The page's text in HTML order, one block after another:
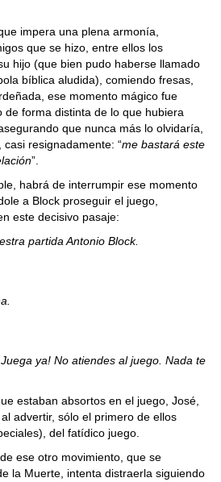
impera una plena armonía,
que se hizo, entre ellos los
hijo (que bien pudo haberse llamado
bíblica aludida), comiendo fresas,
ese momento mágico fue
de forma distinta de lo que hubiera
que nunca más lo olvidaría,
resignadamente: “me bastará este
”.
habrá de interrumpir ese momento
a Block proseguir el juego,
este decisivo pasaje:
partida Antonio Block.
ya! No atiendes al juego. Nada te
estaban absortos en el juego, José,
advertir, sólo el primero de ellos
del fatídico juego.
ese otro movimiento, que se
la Muerte, intenta distraerla siguiendo